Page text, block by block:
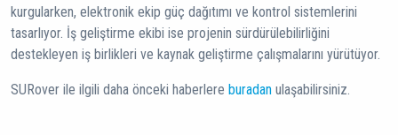
kurgularken, elektronik ekip güç dağıtımı ve kontrol sistemlerini
tasarlıyor. İş geliştirme ekibi ise projenin sürdürülebilirliğini
destekleyen iş birlikleri ve kaynak geliştirme çalışmalarını yürütüyor.
SURover ile ilgili daha önceki haberlere buradan ulaşabilirsiniz.